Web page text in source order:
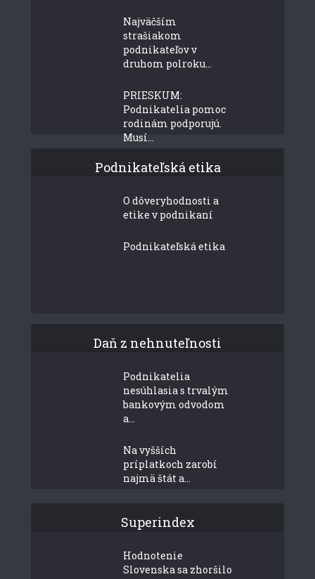
Najväčším
strašiakom
podnikateľov v
druhom polroku...
PRIESKUM:
Podnikatelia pomoc
rodinám podporujú.
Musí...
Podnikateľská etika
O dôveryhodnosti a
etike v podnikaní
Podnikateľská etika
Daň z nehnuteľnosti
Podnikatelia
nesúhlasia s trvalým
bankovým odvodom
a...
Na vyšších
príplatkoch zarobí
najmä štát a...
Superindex
Hodnotenie
Slovenska sa zhoršilo